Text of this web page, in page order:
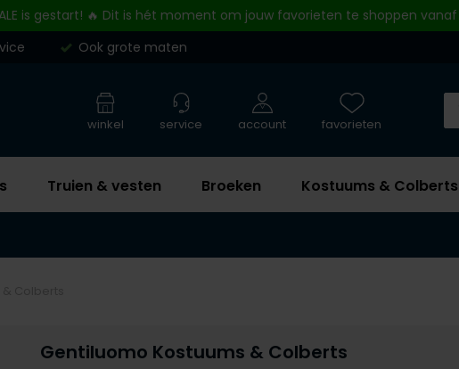
is gestart! 🔥 Dit is hét moment om jouw favorieten te shoppen vanaf
Ook grote maten
Truien & vesten Broeken Kostuums & Colberts
winkel service account favorieten
Gentiluomo Kostuums & Colberts